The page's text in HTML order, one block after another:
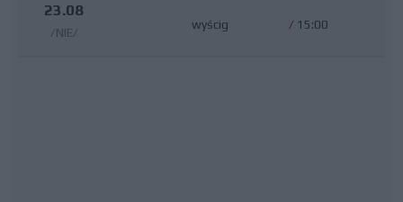
23.08
/NIE/
wyścig / 15:00